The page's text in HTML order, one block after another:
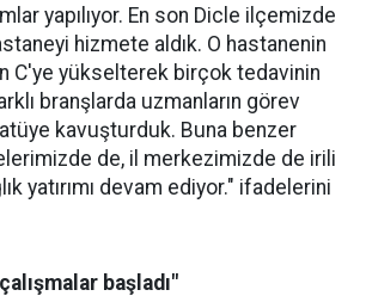
yapılıyor. En son Dicle ilçemizde
hizmete aldık. O hastanenin
C'ye yükselterek birçok tedavinin
branşlarda uzmanların görev
kavuşturduk. Buna benzer
de, il merkezimizde de irili
yatırımı devam ediyor." ifadelerini
başladı"